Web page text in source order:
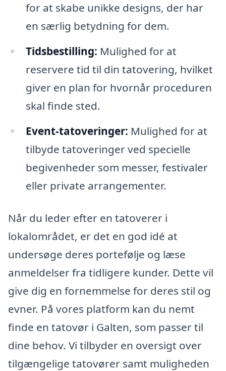
for at skabe unikke designs, der har
en særlig betydning for dem.
Tidsbestilling: Mulighed for at
reservere tid til din tatovering, hvilket
giver en plan for hvornår proceduren
skal finde sted.
Event-tatoveringer: Mulighed for at
tilbyde tatoveringer ved specielle
begivenheder som messer, festivaler
eller private arrangementer.
Når du leder efter en tatoverer i
lokalområdet, er det en god idé at
undersøge deres portefølje og læse
anmeldelser fra tidligere kunder. Dette vil
give dig en fornemmelse for deres stil og
evner. På vores platform kan du nemt
finde en tatovør i Galten, som passer til
dine behov. Vi tilbyder en oversigt over
tilgængelige tatovører samt muligheden